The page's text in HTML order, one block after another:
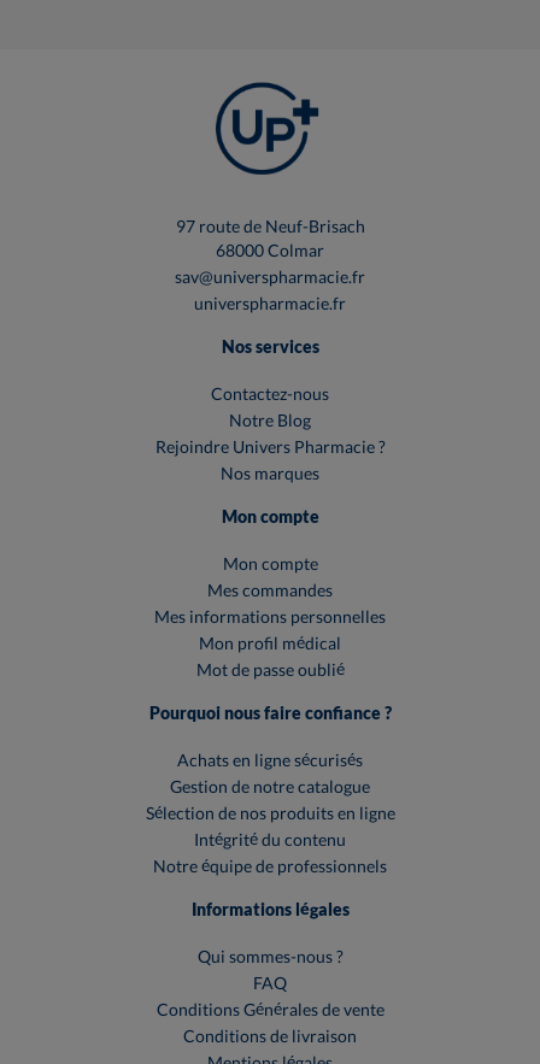
97 route de Neuf-Brisach
68000 Colmar
sav@universpharmacie.fr
universpharmacie.fr
Nos services
Contactez-nous
Notre Blog
Rejoindre Univers Pharmacie ?
Nos marques
Mon compte
Mon compte
Mes commandes
Mes informations personnelles
Mon profil médical
Mot de passe oublié
Pourquoi nous faire confiance ?
Achats en ligne sécurisés
Gestion de notre catalogue
Sélection de nos produits en ligne
Intégrité du contenu
Notre équipe de professionnels
Informations légales
Qui sommes-nous ?
FAQ
Conditions Générales de vente
Conditions de livraison